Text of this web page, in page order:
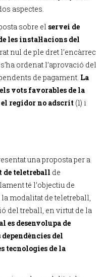
aspectes.
sobre el servei de
les instal·lacions del
nul de ple dret l’encàrrec
ordenat l’aprovació del
de pagament. La
vots favorables de la
el regidor no adscrit (1) i
una proposta per a
de teletreball de
té l’objectiu de
modalitat de teletreball,
del treball, en virtut de la
es desenvolupa de
del
tecnologies de la